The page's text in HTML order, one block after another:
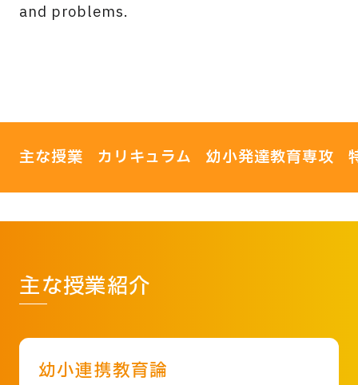
and problems.
主な授業 カリキュラム 幼小発達教育専攻
主な授業紹介
幼小連携教育論